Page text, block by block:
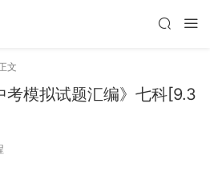
文
模拟试题汇编》七科[9.3